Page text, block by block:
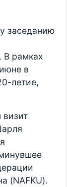
заседанию
В рамках
в
летие,
(NAFKU).